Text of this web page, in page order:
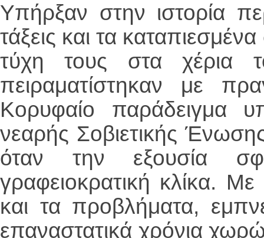
Υπήρξαν στην ιστορία
τάξεις και τα
τύχη τους στα χέρια
πειραματίστηκαν με
Κορυφαίο παράδειγμα
νεαρής Σοβιετικής
όταν την εξουσία
γραφειοκρατική κλίκα.
και τα προβλήματα,
επαναστατικά χρόνια